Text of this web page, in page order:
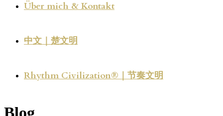
Über mich & Kontakt
中文｜楚文明
Rhythm Civilization®｜节奏文明